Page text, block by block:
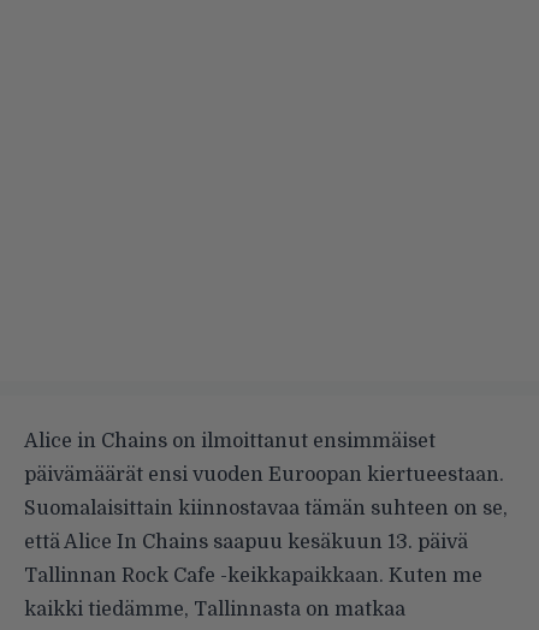
Alice in Chains on ilmoittanut ensimmäiset
päivämäärät ensi vuoden Euroopan kiertueestaan.
Suomalaisittain kiinnostavaa tämän suhteen on se,
että Alice In Chains saapuu kesäkuun 13. päivä
Tallinnan Rock Cafe -keikkapaikkaan. Kuten me
kaikki tiedämme, Tallinnasta on matkaa